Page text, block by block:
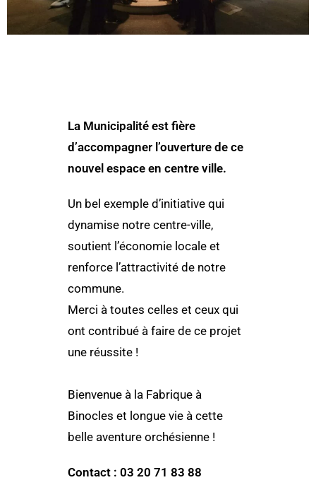
La Municipalité est fière
d’accompagner l’ouverture de ce
nouvel espace en centre ville.
Un bel exemple d’initiative qui
dynamise notre centre-ville,
soutient l’économie locale et
renforce l’attractivité de notre
commune.
Merci à toutes celles et ceux qui
ont contribué à faire de ce projet
une réussite !
Bienvenue à la Fabrique à
Binocles et longue vie à cette
belle aventure orchésienne !
Contact : 03 20 71 83 88